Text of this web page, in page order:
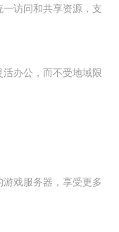
访问和共享资源，支
办公，而不受地域限
戏服务器，享受更多